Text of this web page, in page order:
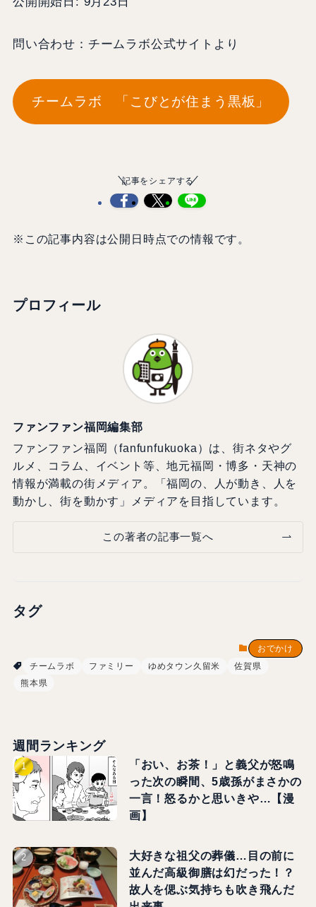
問い合わせ：チームラボ公式サイトより
チームラボ 「こびとが住まう黒板」
記事をシェアする
※この記事内容は公開日時点での情報です。
プロフィール
ファンファン福岡編集部
ファンファン福岡（fanfunfukuoka）は、街ネタやグ
ルメ、コラム、イベント等、地元福岡・博多・天神の
情報が満載の街メディア。「福岡の、人が動き、人を
動かし、街を動かす」メディアを目指しています。
この著者の記事一覧へ
タグ
おでかけ
チームラボ
ファミリー ゆめタウン久留米
佐賀県
熊本県
週間ランキング
「おい、お茶！」と義父が怒鳴
った次の瞬間、5歳孫がまさかの
一言！怒るかと思いきや…【漫
画】
大好きな祖父の葬儀…目の前に
並んだ高級御膳は幻だった！？
故人を偲ぶ気持ちも吹き飛んだ